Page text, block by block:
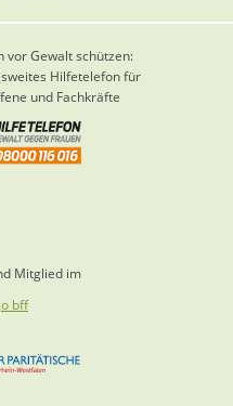
vor Gewalt schützen:
Hilfetelefon für
und Fachkräfte
Mitglied im